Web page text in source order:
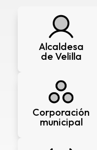
Alcaldesa
de Velilla
Corporación
municipal